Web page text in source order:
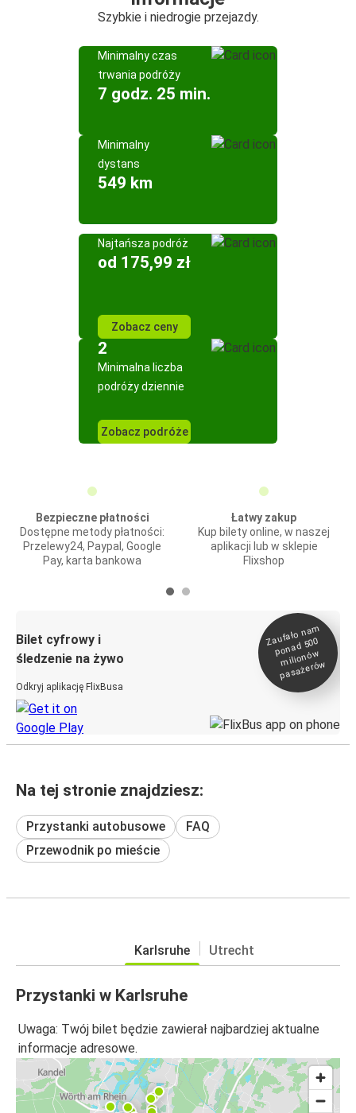
Szybkie i niedrogie przejazdy.
Minimalny czas
trwania podróży
7 godz. 25 min.
Minimalny
dystans
549 km
Najtańsza podróż
od 175,99 zł
Zobacz ceny
2
Minimalna liczba
podróży dziennie
Zobacz podróże
Bezpieczne płatności
Dostępne metody płatności:
Przelewy24, Paypal, Google
Pay, karta bankowa
Łatwy zakup
Kup bilety online, w naszej
aplikacji lub w sklepie
Flixshop
Bilet cyfrowy i
śledzenie na żywo
Odkryj aplikację FlixBusa
Zaufało na
m
ponad 500
milionó
w
pasażeró
w
Na tej stronie znajdziesz:
Przystanki autobusowe
FAQ
Przewodnik po mieście
Karlsruhe Utrecht
Przystanki w Karlsruhe
Uwaga: Twój bilet będzie zawierał najbardziej aktualne
informacje adresowe.